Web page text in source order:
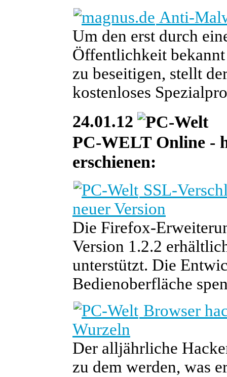
Anti-
Um den erst durch
Öffentlichkeit
zu beseitigen, stellt
kostenloses
24.01.12
PC-WELT Online -
erschienen:
SSL-
neuer Version
Die Firefox-
Version 1.2.2
unterstützt. Die
Bedienoberfläche
Browser
Wurzeln
Der alljährliche
zu dem werden, was